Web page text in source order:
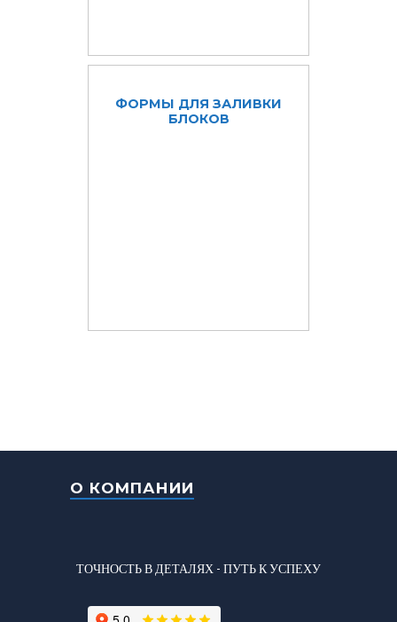
ФОРМЫ ДЛЯ ЗАЛИВКИ
БЛОКОВ
О КОМПАНИИ
ТОЧНОСТЬ В ДЕТАЛЯХ - ПУТЬ К УСПЕХУ